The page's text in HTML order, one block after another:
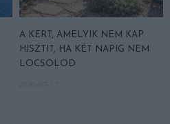
A KERT, AMELYIK NEM KAP
HISZTIT, HA KÉT NAPIG NEM
LOCSOLOD